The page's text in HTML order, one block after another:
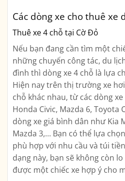
Các dòng xe cho thuê xe
Thuê xe 4 chỗ tại Cờ Đỏ
Nếu bạn đang cần tìm một
những chuyến công tác, du
đình thì dòng xe 4 chỗ là lựa
Hiện nay trên thị trường xe
chỗ khác nhau, từ các dòng
Honda Civic, Mazda 6, Toyota
dòng xe giá bình dân như Kia
Mazda 3,… Bạn có thể lựa
phù hợp với nhu cầu và túi
dạng này, bạn sẽ không còn
được một chiếc xe hợp ý cho